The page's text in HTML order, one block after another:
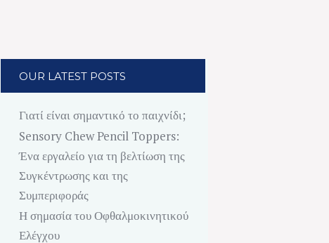
OUR LATEST POSTS
Γιατί είναι σημαντικό το παιχνίδι;
Sensory Chew Pencil Toppers:
Ένα εργαλείο για τη βελτίωση της
Συγκέντρωσης και της
Συμπεριφοράς
Η σημασία του Οφθαλμοκινητικού
Ελέγχου